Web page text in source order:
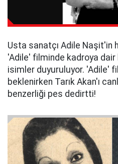
Usta sanatçı Adile Naşit'in
'Adile' filminde kadroya dair
isimler duyuruluyor. 'Adile'
beklenirken Tarık Akan'ı
benzerliği pes dedirtti!